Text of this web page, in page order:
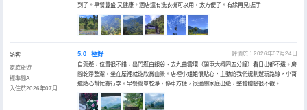
到了。早餐豐盛 又健康。酒店還有洗衣機可以用，太方便了。有緣再見[握手]
訪客
家庭旅遊
標準間A
入住於2026年07月
5.0 極好
評價於：2026年07月24日
自駕遊，位置很不錯，出門逛白銀谷、去九曲雲環（開車大概四五分鐘）看日出都不遠。房
間乾淨整潔，坐在屋裡就能欣賞山景。店裡小姐姐很貼心，主動給我們規劃遊玩路線，小哥
還貼心幫忙搬行李。早餐簡單乾淨，停車方便，很適閤家庭出遊，整體體驗很不戳。